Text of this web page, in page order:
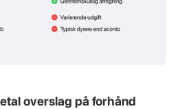
overslag på forhånd